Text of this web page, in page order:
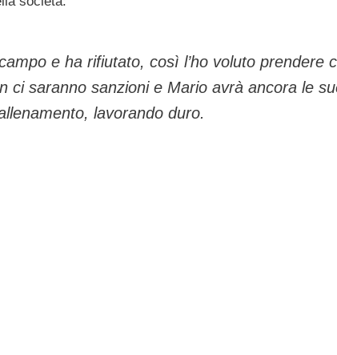
e ha rifiutato, così l’ho voluto prendere
ci saranno sanzioni e Mario avrà ancora le
lavorando duro.